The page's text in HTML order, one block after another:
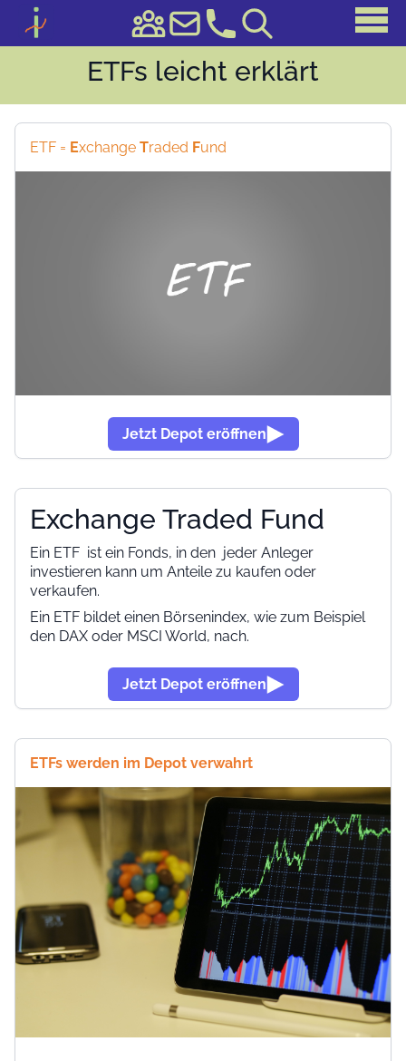
ETFs leicht erklärt
ETF = Exchange Traded Fund
Jetzt Depot eröffnen
Exchange Traded Fund
Ein ETF ist ein Fonds, in den jeder Anleger
investieren kann um Anteile zu kaufen oder
verkaufen.
Ein ETF bildet einen Börsenindex, wie zum Beispiel
den DAX oder MSCI World, nach.
Jetzt Depot eröffnen
ETFs werden im Depot verwahrt